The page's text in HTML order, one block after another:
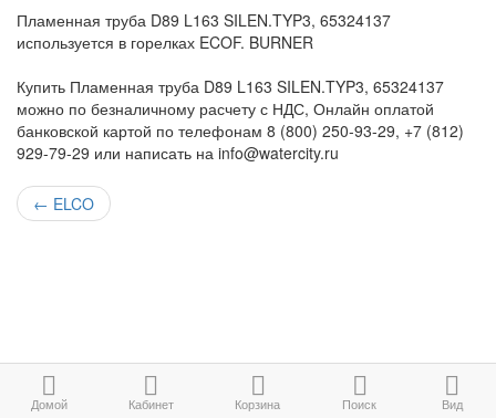
Пламенная труба D89 L163 SILEN.TYP3, 65324137
используется в горелках ECOF. BURNER
Купить Пламенная труба D89 L163 SILEN.TYP3, 65324137
можно по безналичному расчету с НДС, Онлайн оплатой
банковской картой по телефонам 8 (800) 250-93-29, +7 (812)
929-79-29 или написать на info@watercity.ru
← ELCO
Домой Кабинет Корзина Поиск Вид